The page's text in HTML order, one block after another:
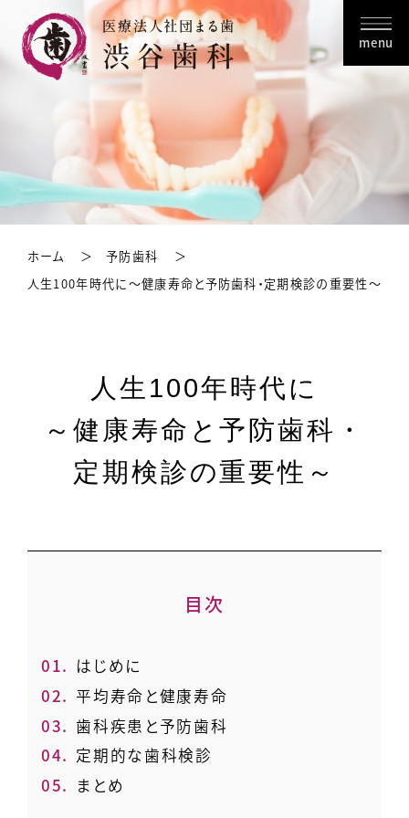
ホーム
予防歯科
人生100年時代に～健康寿命と予防歯科・定期検診の重要性～
人生100年時代に
～健康寿命と予防歯科・
定期検診の重要性～
目次
1. はじめに
2. 平均寿命と健康寿命
3. 歯科疾患と予防歯科
4. 定期的な歯科検診
5. まとめ
menu